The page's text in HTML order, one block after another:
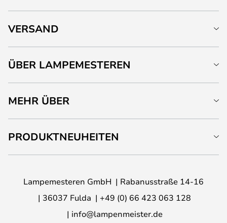
VERSAND
ÜBER LAMPEMESTEREN
MEHR ÜBER
PRODUKTNEUHEITEN
Lampemesteren GmbH
Rabanusstraße 14-16
36037 Fulda
+49 (0) 66 423 063 128
info@lampenmeister.de